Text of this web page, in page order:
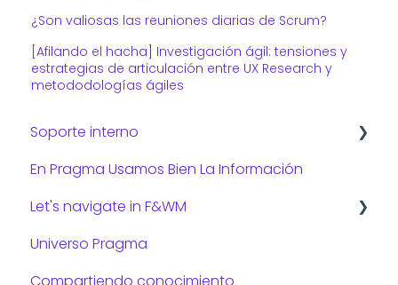
¿Son valiosas las reuniones diarias de Scrum?
[Afilando el hacha] Investigación ágil: tensiones y
estrategias de articulación entre UX Research y
metododologías ágiles
Soporte interno
Consejos de TI
En Pragma Usamos Bien La Información
Let's navigate in F&WM
Preguntas frecuentes:
Universo Pragma